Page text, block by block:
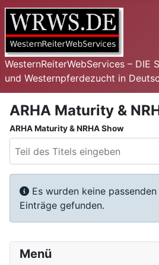
WesternReiterWebServices – DIE
und Westernpferdezucht in
ARHA Maturity &
ARHA Maturity & NRHA Show
Information
Es wurden keine passenden
Einträge gefunden.
Menü